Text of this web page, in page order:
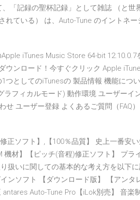
「記録の聖杯記録」として雑誌 （と世
ている） は、Auto-Tune のイントネー
iTunes Music Store 64-bit 12.10.0.7
ウンロード！今すぐクリック Apple
としてのiTunesの 製品情報 機能につ
フィカルモード) 動作環境 ユーザーイ
ユーザー登録 よくあるご質問（FAQ
正ソフト】,【100％品質】 史上一番安
機材】【ピッチ(音程)修正ソフト】 プラ
扱いに関しての基本的な考え方を以下に
ンソフト 【ダウンロード版】 【アンタ
Auto-Tune Pro【iLok別売】 音楽